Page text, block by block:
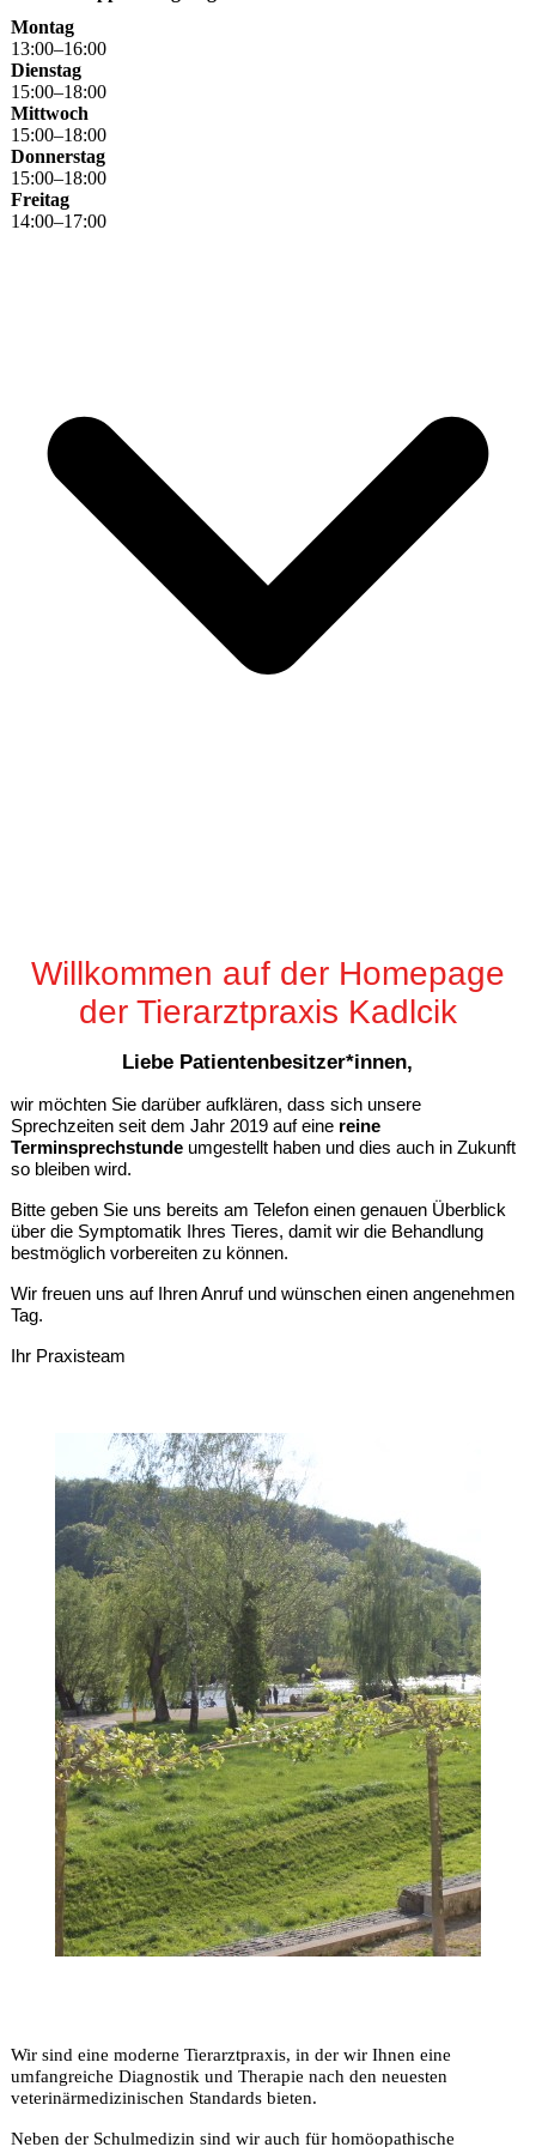
Montag
13:00–16:00
Dienstag
15:00–18:00
Mittwoch
15:00–18:00
Donnerstag
15:00–18:00
Freitag
14:00–17:00
Willkommen auf der Homepage
der Tierarztpraxis Kadlcik
Liebe Patientenbesitzer*innen,
wir möchten Sie darüber aufklären, dass sich unsere
Sprechzeiten seit dem Jahr 2019 auf eine reine
Terminsprechstundeumgestellt haben und dies auch in Zukunft
so bleiben wird.
Bitte geben Sie uns bereits am Telefon einen genauen Überblick
über die Symptomatik Ihres Tieres, damit wir die Behandlung
bestmöglich vorbereiten zu können.
Wir freuen uns auf Ihren Anruf und wünschen einen angenehmen
Tag.
Ihr Praxisteam
Wir sind eine moderne Tierarztpraxis, in der wir Ihnen eine
umfangreiche Diagnostik und Therapie nach den neuesten
veterinärmedizinischen Standards bieten.
Neben der Schulmedizin sind wir auch für homöopathische